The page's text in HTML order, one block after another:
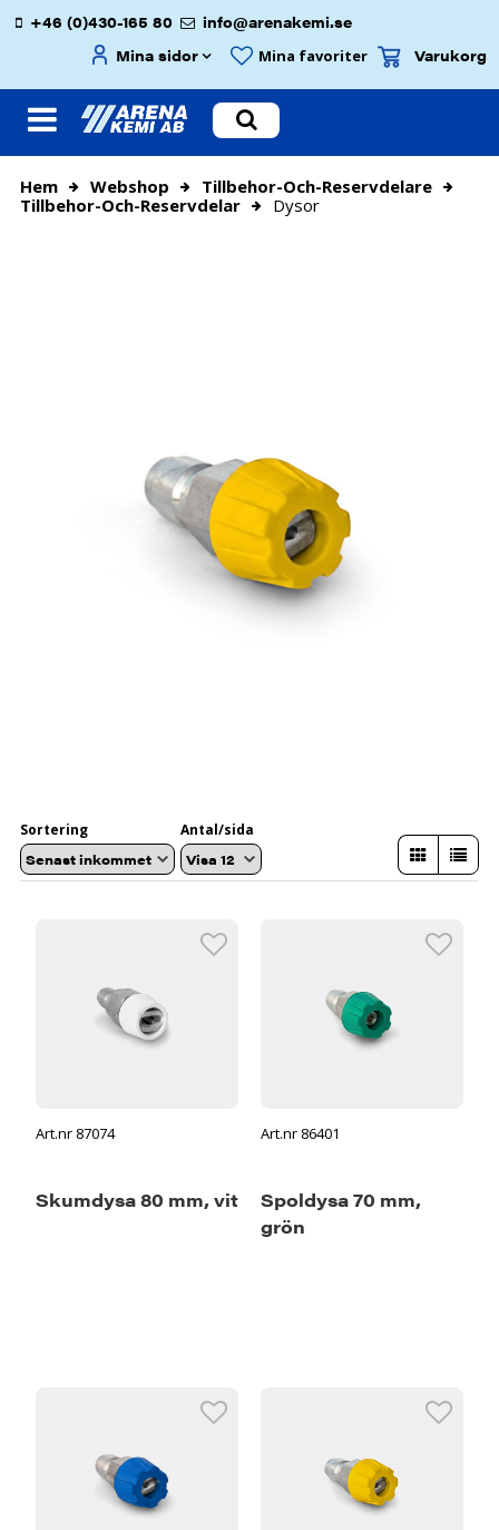
+46 (0)430-165 80
info@arenakemi.se
Mina sidor
Mina favoriter Varukorg
Hem Webshop
Tillbehor-Och-Reservdelare
Tillbehor-Och-Reservdelar
Dysor
Sortering Antal/sida
Art.nr 87074
Skumdysa 80 mm, vit
Art.nr 86401
Spoldysa 70 mm,
grön